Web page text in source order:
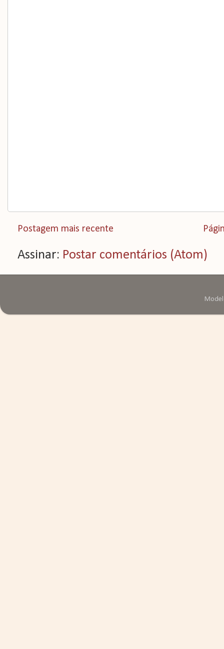
Postagem mais recente
Assinar: Postar comentários (Atom)